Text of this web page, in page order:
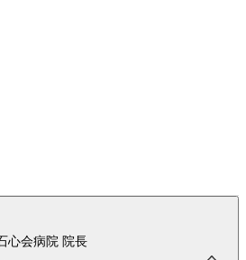
心会病院 院長